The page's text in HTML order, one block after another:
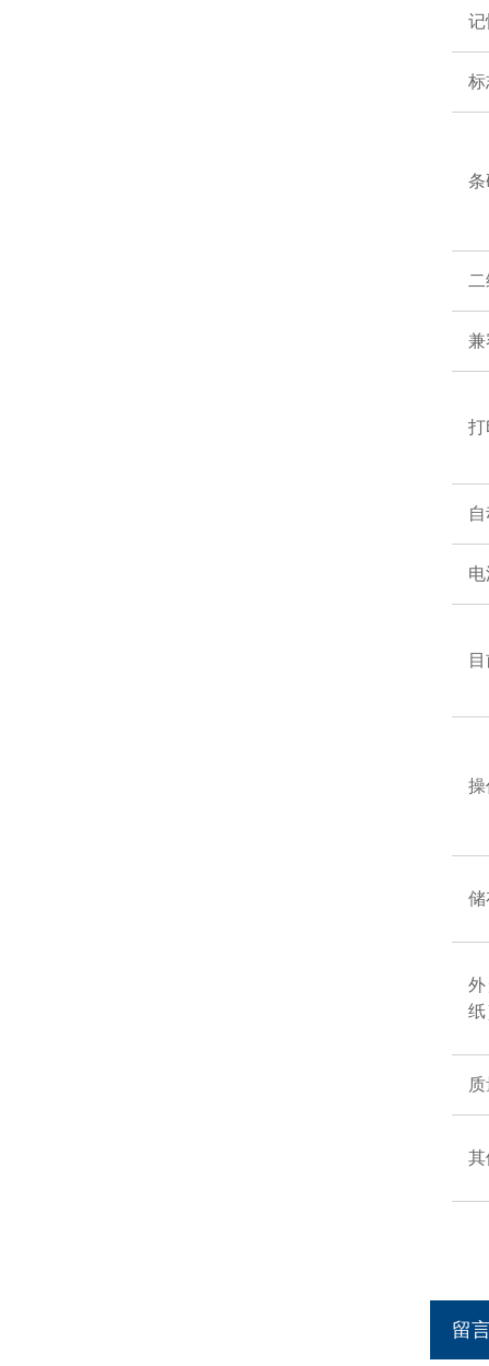
记
标
条
兼
打
操
储
纸
其
留